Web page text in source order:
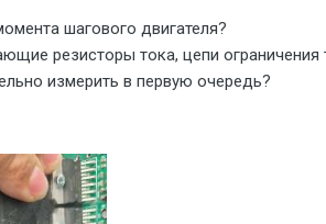
шагового двигателя?
резисторы тока, цепи ограничения
измерить в первую очередь?